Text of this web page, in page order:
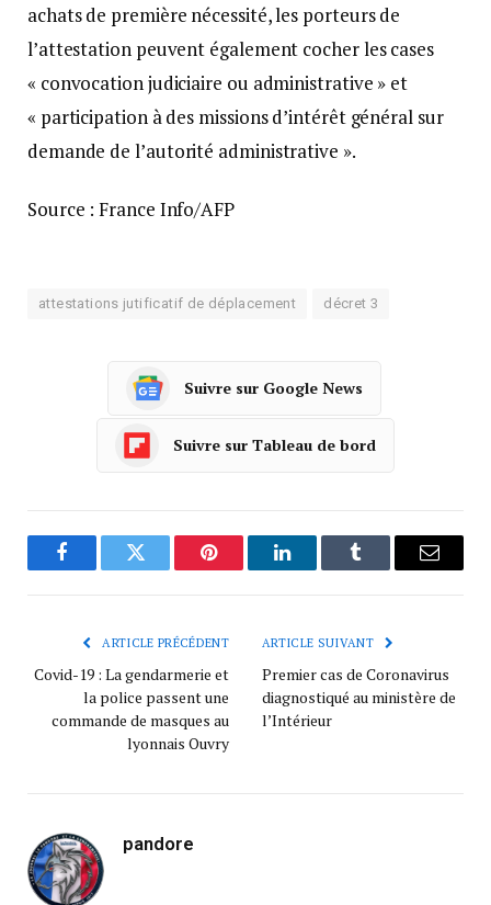
achats de première nécessité, les porteurs de
l’attestation peuvent également cocher les cases
« convocation judiciaire ou administrative » et
« participation à des missions d’intérêt général sur
demande de l’autorité administrative ».
Source : France Info/AFP
attestations jutificatif de déplacement décret 3
Suivre sur Google News
Suivre sur Tableau de bord
FacebookTwitter Pinterest LinkedInTumblr
ARTICLE PRÉCÉDENT
Covid-19 : La gendarmerie et
la police passent une
commande de masques au
lyonnais Ouvry
ARTICLE SUIVANT
Premier cas de Coronavirus
diagnostiqué au ministère de
l’Intérieur
pandore